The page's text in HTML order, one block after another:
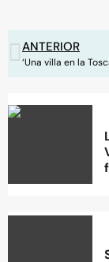
ANTERIOR